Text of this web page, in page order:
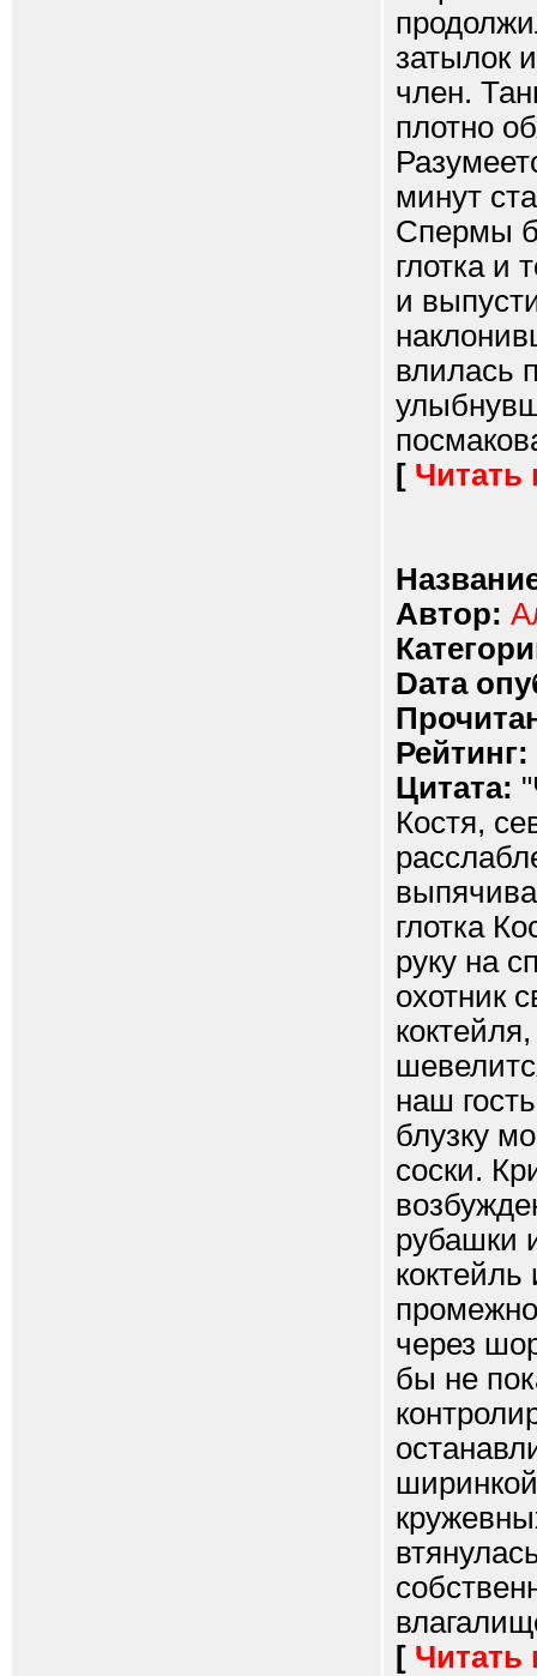
затылок
член.
плотно
минут
Спермы
глотка и
и
влилась
[ Читать
Автор:
Dата
Рейтинг:
Цитата:
Костя,
глотка
руку на
охотник
наш
блузку
соски.
рубашки
коктейль
через
бы не
[ Читать